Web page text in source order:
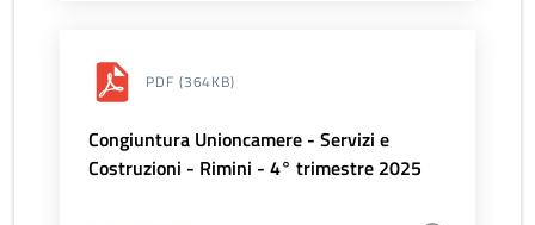
PDF (364KB)
Congiuntura Unioncamere - Servizi e
Costruzioni - Rimini - 4° trimestre 2025